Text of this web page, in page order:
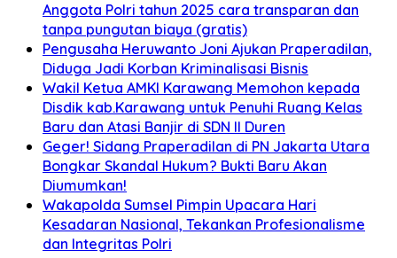
Anggota Polri tahun 2025 cara transparan dan
tanpa pungutan biaya (gratis)
Pengusaha Heruwanto Joni Ajukan Praperadilan,
Diduga Jadi Korban Kriminalisasi Bisnis
Wakil Ketua AMKI Karawang Memohon kepada
Disdik kab.Karawang untuk Penuhi Ruang Kelas
Baru dan Atasi Banjir di SDN II Duren
Geger! Sidang Praperadilan di PN Jakarta Utara
Bongkar Skandal Hukum? Bukti Baru Akan
Diumumkan!
Wakapolda Sumsel Pimpin Upacara Hari
Kesadaran Nasional, Tekankan Profesionalisme
dan Integritas Polri